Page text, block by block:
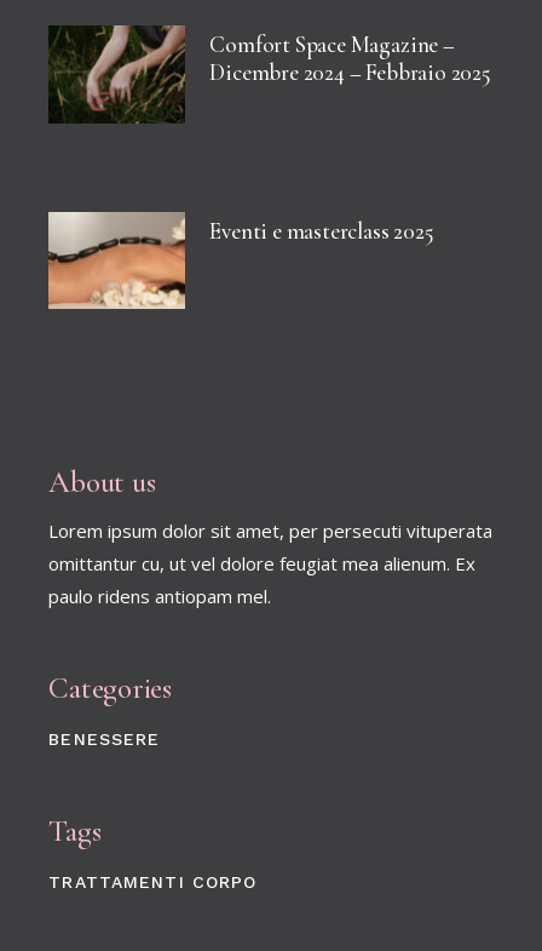
Comfort Space Magazine –
Dicembre 2024 – Febbraio 2025
Eventi e masterclass 2025
About us
Lorem ipsum dolor sit amet, per persecuti vituperata
omittantur cu, ut vel dolore feugiat mea alienum. Ex
paulo ridens antiopam mel.
Categories
BENESSERE
Tags
TRATTAMENTI CORPO